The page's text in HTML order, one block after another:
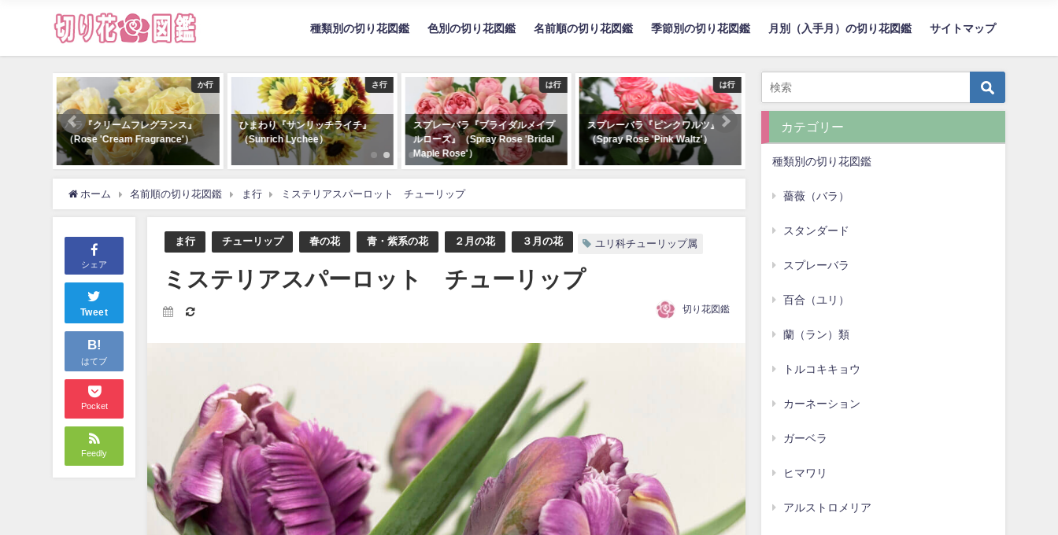
種類別の切り花図鑑 色別の切り花図鑑 名前順の切り花図鑑 季節別の切り花図鑑 月別（入手月）の切り花図鑑 サイトマップ
さ行
ひまわり『サンリッチライチ』
（Sunrich Lychee）
は行
スプレーバラ『ブライダルメイプ
ルローズ』（Spray Rose 'Bridal
Maple Rose'）
は行
スプレーバラ『ピンクワルツ』
（Spray Rose 'Pink Waltz'）
は行
ルドベキア『ヘンリーアイラー
ズ』（Rudbeckia 'Henry
バラ『クリームフレグランス』
ホーム 名前順の切り花図鑑 ま行 ミステリアスパーロット チューリップ
シェア
Tweet
B!
はてブ
Pocket
Feedly
ま行 チューリップ 春の花 青・紫系の花 ２月の花 ３月の花 ユリ科チューリップ属
ミステリアスパーロット チューリップ
切り花図鑑
カテゴリー
種類別の切り花図鑑
薔薇（バラ）
スタンダード
スプレーバラ
百合（ユリ）
蘭（ラン）類
トルコキキョウ
カーネーション
ガーベラ
ヒマワリ
アルストロメリア